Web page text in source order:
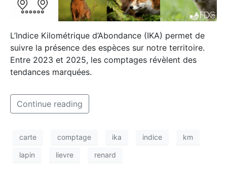
L’Indice Kilométrique d’Abondance (IKA) permet de
suivre la présence des espèces sur notre territoire.
Entre 2023 et 2025, les comptages révèlent des
tendances marquées.
Continue reading
carte comptage ika indice km
lapin lievre renard